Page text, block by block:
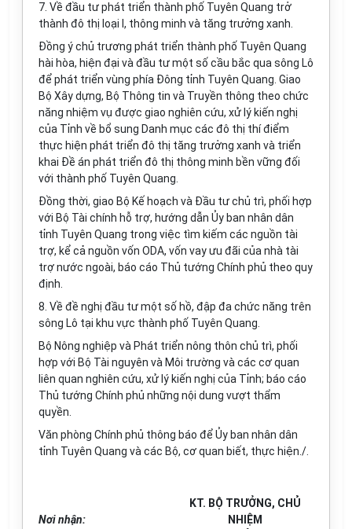
7. Về đầu tư phát triển thành phố Tuyên Quang trở
thành đô thị loại I, thông minh và tăng trưởng xanh.
Đồng ý chủ trương phát triển thành phố Tuyên Quang
hài hòa, hiện đại và đầu tư một số cầu bắc qua sông Lô
để phát triển vùng phía Đông tỉnh Tuyên Quang. Giao
Bộ Xây dựng, Bộ Thông tin và Truyền thông theo chức
năng nhiệm vụ được giao nghiên cứu, xử lý kiến nghị
của Tỉnh về bổ sung Danh mục các đô thị thí điểm
thực hiện phát triển đô thị tăng trưởng xanh và triển
khai Đề án phát triển đô thị thông minh bền vững đối
với thành phố Tuyên Quang.
Đồng thời, giao Bộ Kế hoạch và Đầu tư chủ trì, phối hợp
với Bộ Tài chính hỗ trợ, hướng dẫn Ủy ban nhân dân
tỉnh Tuyên Quang trong việc tìm kiếm các nguồn tài
trợ, kể cả nguồn vốn ODA, vốn vay ưu đãi của nhà tài
trợ nước ngoài, báo cáo Thủ tướng Chính phủ theo quy
định.
8. Về đề nghị đầu tư một số hồ, đập đa chức năng trên
sông Lô tại khu vực thành phố Tuyên Quang.
Bộ Nông nghiệp và Phát triển nông thôn chủ trì, phối
hợp với Bộ Tài nguyên và Môi trường và các cơ quan
liên quan nghiên cứu, xử lý kiến nghị của Tỉnh; báo cáo
Thủ tướng Chính phủ những nội dung vượt thẩm
quyền.
Văn phòng Chính phủ thông báo để Ủy ban nhân dân
tỉnh Tuyên Quang và các Bộ, cơ quan biết, thực hiện./.
Nơi nhận:
KT. BỘ TRƯỞNG, CHỦ
NHIỆM